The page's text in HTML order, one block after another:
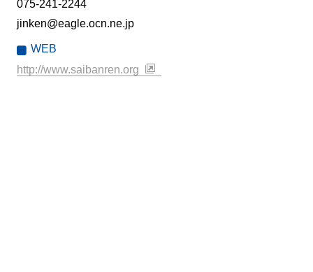
075-241-2244
jinken@eagle.ocn.ne.jp
WEB
http://www.saibanren.org